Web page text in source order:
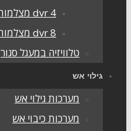
dvr 4 מצלמות
dvr 8 מצלמות
טלוויזיה במעגל סגור
גילוי אש
מערכות גילוי אש
מערכות כיבוי אש